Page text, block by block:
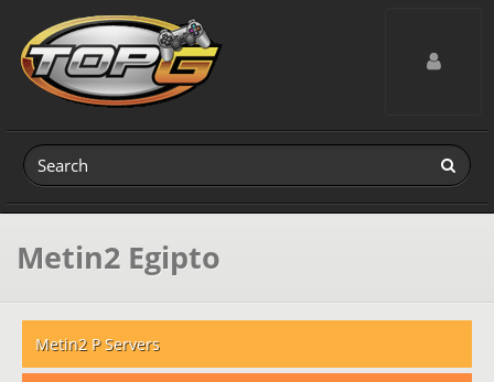
Toggle
Metin2 Egipto
Metin2 P Servers